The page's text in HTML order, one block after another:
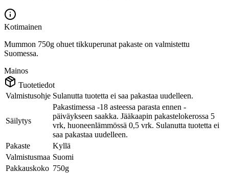
Kotimainen
Mummon 750g ohuet tikkuperunat pakaste on valmistettu
Suomessa.
Mainos
Tuotetiedot
Valmistusohje Sulanutta tuotetta ei saa pakastaa uudelleen.
Säilytys
Pakastimessa -18 asteessa parasta ennen -
päiväykseen saakka. Jääkaapin pakastelokerossa 5
vrk, huoneenlämmössä 0,5 vrk. Sulanutta tuotetta ei
saa pakastaa uudelleen.
Pakaste
Kyllä
Valmistusmaa Suomi
Pakkauskoko 750g